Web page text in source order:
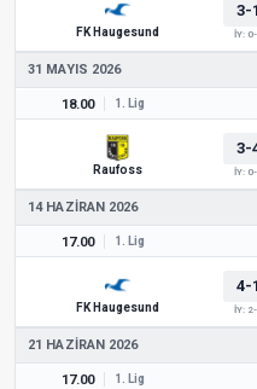
FK Haugesund
3-1
İY:
31 MAYIS 2026
18.00 1. Lig
Raufoss
3-
İY:
14 HAZIRAN 2026
17.00 1. Lig
FK Haugesund
4-1
İY: 2-
21 HAZIRAN 2026
17.00 1. Lig